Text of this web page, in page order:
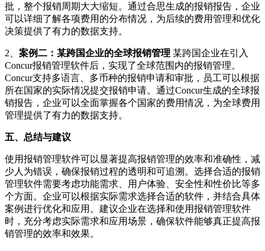
批，整个报销周期大大缩短。通过合思生成的报销报告，企业
可以详细了解各项费用的分布情况，为后续的费用管理和优化
决策提供了有力的数据支持。
2、 案例二：某跨国企业的全球报销管理 某跨国企业在引入
Concur报销管理软件后，实现了全球范围内的报销管理。
Concur支持多语言、多币种的报销申请和审批，员工可以根据
所在国家的实际情况提交报销申请。通过Concur生成的全球报
销报告，企业可以全面掌握各个国家的费用情况，为全球费用
管理提供了有力的数据支持。
五、总结与建议
使用报销管理软件可以显著提高报销管理的效率和准确性，减
少人为错误，确保报销过程的透明和可追溯。选择合适的报销
管理软件需要考虑功能需求、用户体验、安全性和性价比等多
个方面。企业可以根据实际需求选择合适的软件，并结合具体
案例进行优化和应用。建议企业在选择和使用报销管理软件
时，充分考虑实际需求和应用场景，确保软件能够真正提高报
销管理的效率和效果。